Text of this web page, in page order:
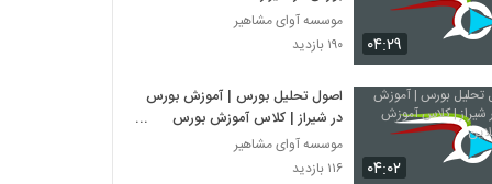
۰۴:۲۹
موسسه آوای مشاهیر
۱۹۰ بازدید
۰۴:۰۲
اصول تحلیل بورس | آموزش بورس
در شیراز | کلاس آموزش بورس
آنلاین
موسسه آوای مشاهیر
۱۱۶ بازدید